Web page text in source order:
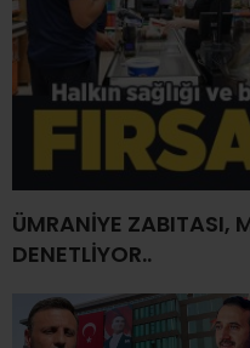
ÜMRANİYE ZABITASI,
DENETLİYOR..